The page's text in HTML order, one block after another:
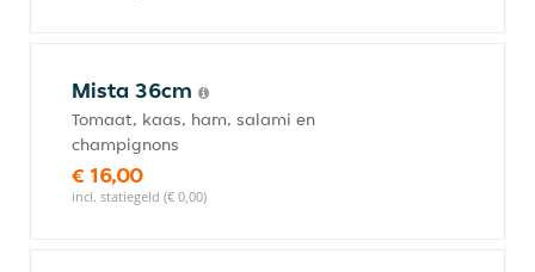
Mista 36cm
Tomaat, kaas, ham, salami en
champignons
€ 16,00
incl. statiegeld (€ 0,00)